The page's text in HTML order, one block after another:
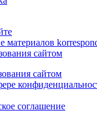
материалов
сайтом
сайтом
соглашение